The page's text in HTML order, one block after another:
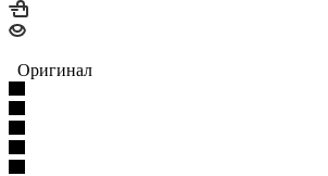
Оригинал